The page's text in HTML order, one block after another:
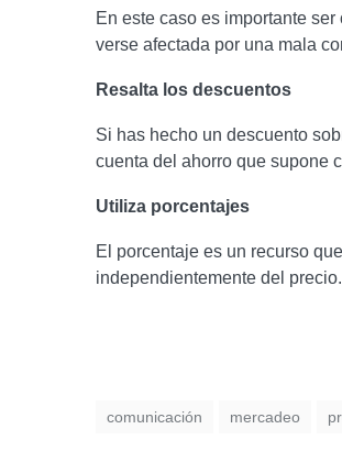
En este caso es importante
verse afectada por una mala
Resalta los descuentos
Si has hecho un descuento
cuenta del ahorro que supone
Utiliza porcentajes
El porcentaje es un recurso
independientemente del
comunicación mercadeo